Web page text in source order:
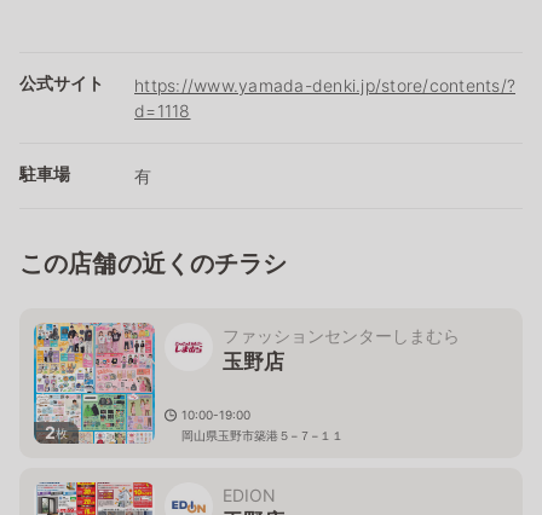
公式サイト
https://www.yamada-denki.jp/store/contents/?
d=1118
駐車場 有
この店舗の近くのチラシ
2枚
ファッションセンターしまむら
玉野店
10:00-19:00
岡山県玉野市築港５−７−１１
EDION